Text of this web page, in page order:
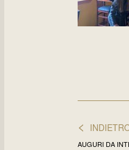
<
AUGURI DA